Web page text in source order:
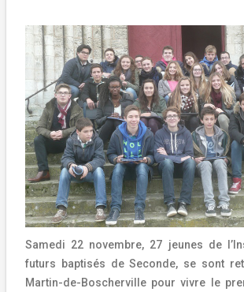
Samedi 22 novembre, 27 jeunes de
futurs baptisés de Seconde, se sont
Martin-de-Boscherville pour vivre le